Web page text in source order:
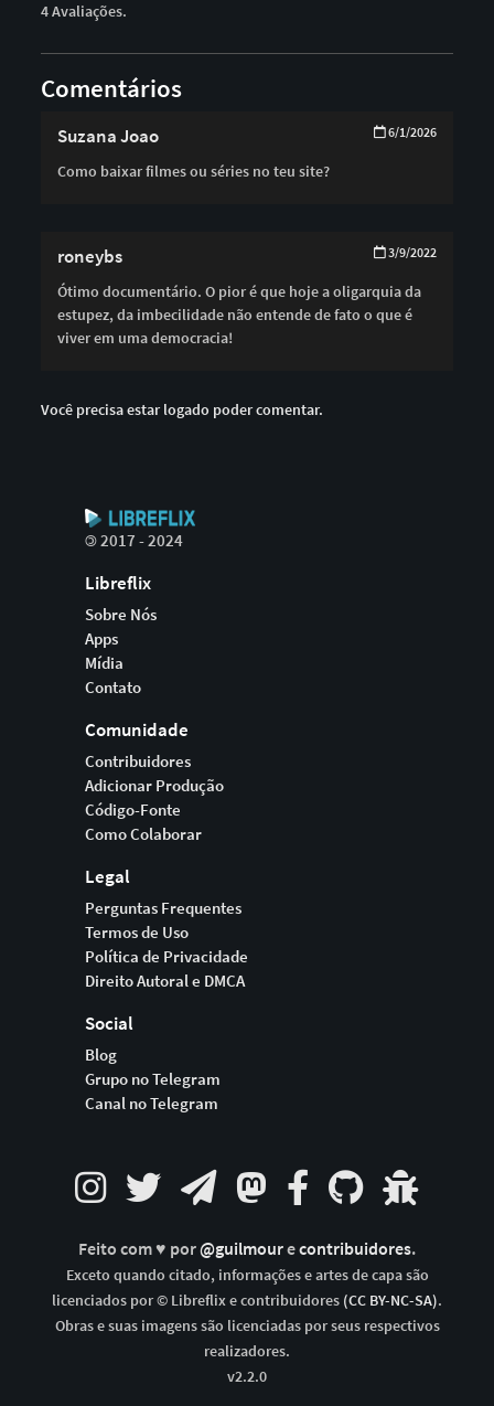
4 Avaliações.
Comentários
Suzana Joao 6/1/2026
Como baixar filmes ou séries no teu site?
roneybs 3/9/2022
Ótimo documentário. O pior é que hoje a oligarquia da
estupez, da imbecilidade não entende de fato o que é
viver em uma democracia!
Você precisa estar logado poder comentar.
©2017 - 2024
Libreflix
Sobre Nós
Apps
Mídia
Contato
Comunidade
Contribuidores
Adicionar Produção
Código-Fonte
Como Colaborar
Legal
Perguntas Frequentes
Termos de Uso
Política de Privacidade
Direito Autoral e DMCA
Social
Blog
Grupo no Telegram
Canal no Telegram
Feito com ♥ por@guilmourecontribuidores.
Exceto quando citado, informações e artes de capa são
licenciados por © Libreflix e contribuidores (CC BY-NC-SA).
Obras e suas imagens são licenciadas por seus respectivos
realizadores.
v2.2.0